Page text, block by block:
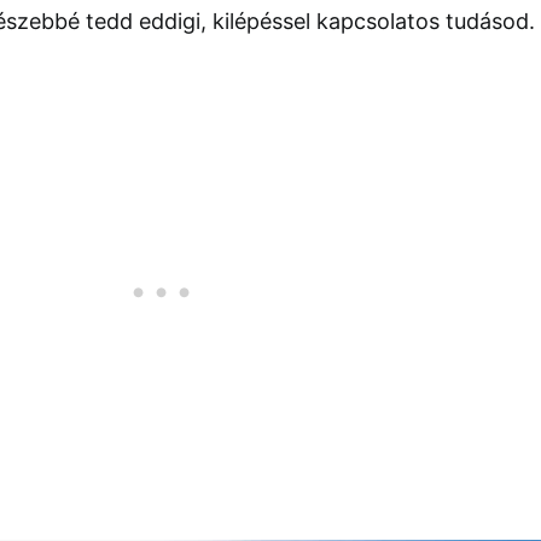
tedd eddigi, kilépéssel kapcsolatos tudásod.